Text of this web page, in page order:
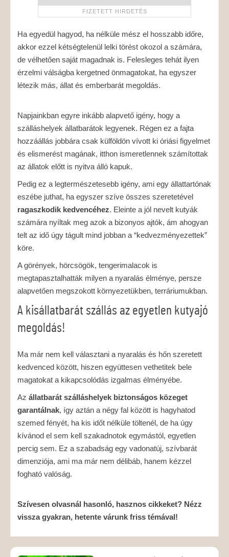
Ha egyedül hagyod, ha nélküle mész el hosszabb időre,
akkor ezzel kétségtelenül lelki törést okozol a számára,
de vélhetően saját magadnak is. Felesleges tehát ilyen
érzelmi válságba kergetned önmagatokat, ha egyszer
létezik más, állat és emberbarát megoldás.
Napjainkban egyre inkább alapvető igény, hogy a
szálláshelyek állatbarátok legyenek. Régen ez a fajta
hozzáállás jobbára csak külföldön vívott ki óriási figyelmet
és elismerést magának, itthon ismeretlennek számítottak
az állatok előtt is nyitva álló kapuk.
Pedig ez a legtermészetesebb igény, ami egy állattartónak
eszébe juthat, ha egyszer szíve összes szeretetével
ragaszkodik kedvencéhez. Eleinte a jól nevelt kutyák
számára nyíltak meg azok a bizonyos ajtók, ám ahogyan
telt az idő úgy tágult mind jobban a “kedvezményezettek”
köre.
A görények, hörcsögök, tengerimalacok is
megtapasztalhatták milyen a nyaralás élménye, persze
alapvetően megszokott környezetükben, terráriumukban.
A kisállatbarát szállás az egyetlen kutyajó
megoldás!
Ma már nem kell választani a nyaralás és hőn szeretett
kedvenced között, hiszen együttesen vethetitek bele
magatokat a kikapcsolódás izgalmas élményébe.
Az állatbarát szálláshelyek biztonságos közeget
garantálnak, így aztán a négy fal között is hagyhatod
szemed fényét, ha kis időt nélküle töltenél, de ha úgy
kívánod el sem kell szakadnotok egymástól, egyetlen
percig sem. Ez a szabadság egy vadonatúj, szívbarát
dimenziója, ami ma már nem délibáb, hanem kézzel
fogható valóság.
Szívesen olvasnál hasonló, hasznos cikkeket? Nézz
vissza gyakran, hetente várunk friss témával!